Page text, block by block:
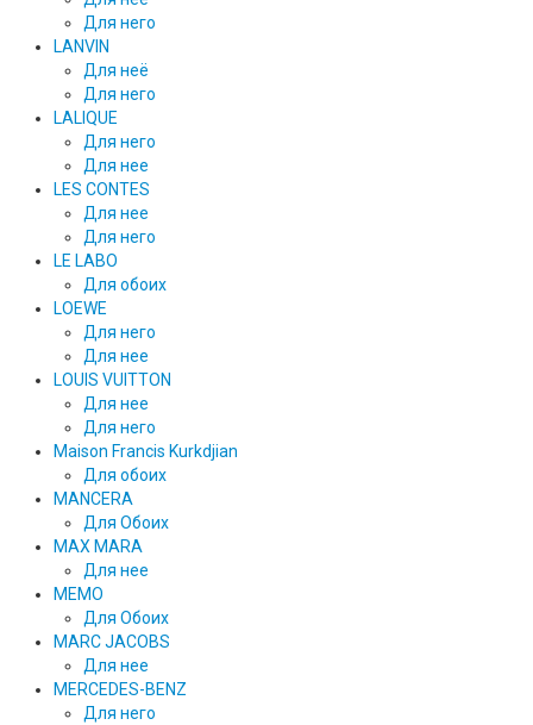
Для него
LANVIN
Для неё
Для него
LALIQUE
Для него
Для нее
LES CONTES
Для нее
Для него
LE LABO
Для обоих
LOEWE
Для него
Для нее
LOUIS VUITTON
Для нее
Для него
Maison Francis Kurkdjian
Для обоих
MANCERA
Для Обоих
MAX MARA
Для нее
MEMO
Для Обоих
MARC JACOBS
Для нее
MERCEDES-BENZ
Для него